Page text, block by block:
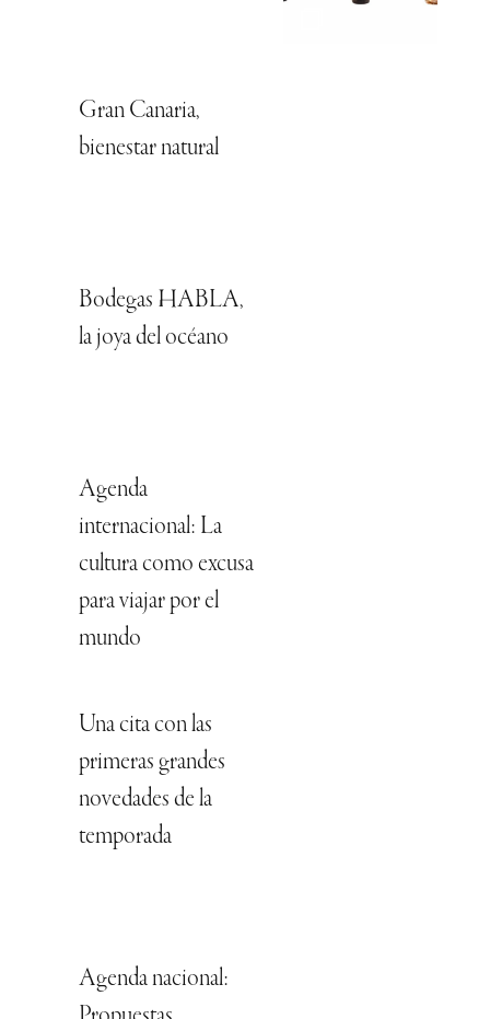
Gran Canaria,
bienestar natural
Bodegas HABLA,
la joya del océano
Agenda
internacional: La
cultura como excusa
para viajar por el
mundo
Una cita con las
primeras grandes
novedades de la
temporada
Agenda nacional: